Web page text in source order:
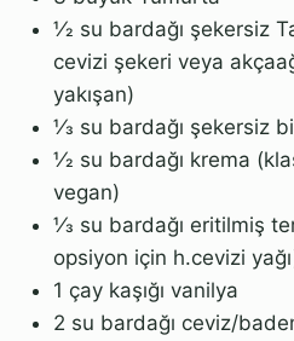
1⁄2 su bardağı şekersiz
cevizi şekeri veya
yakışan)
1⁄3 su bardağı şekersiz
1⁄2 su bardağı krema
vegan)
1⁄3 su bardağı eritilmiş
opsiyon için h.cevizi
1 çay kaşığı vanilya
2 su bardağı ceviz/